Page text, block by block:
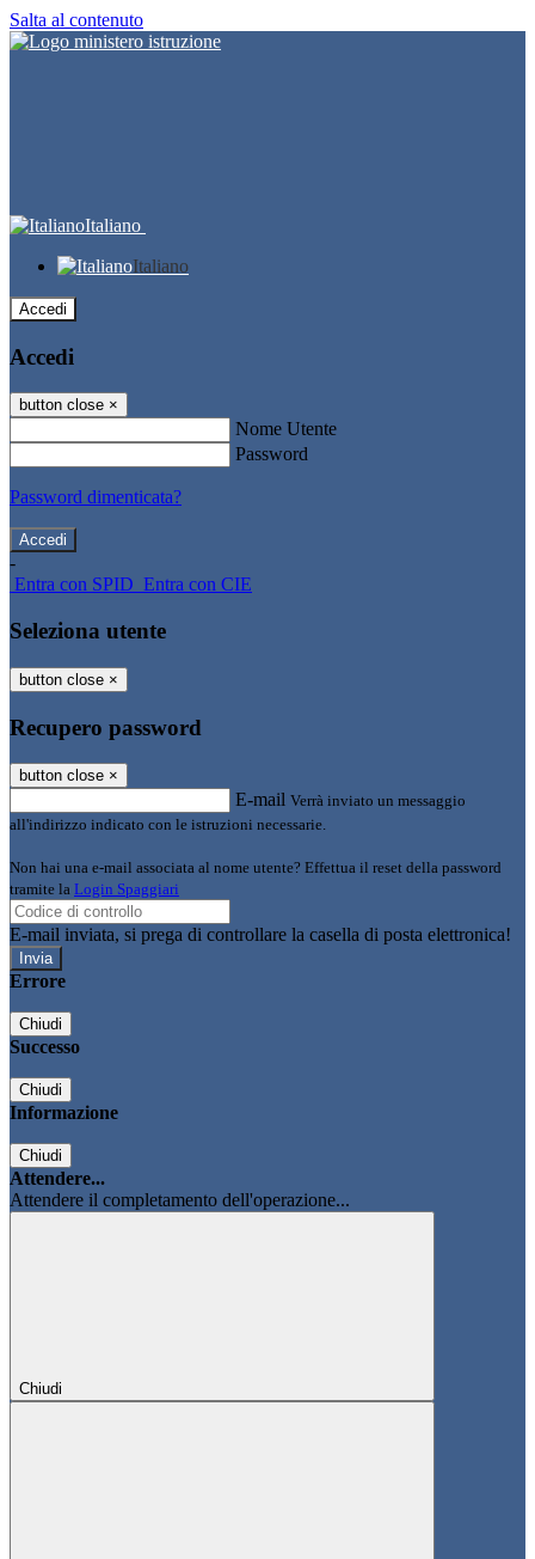
Salta al contenuto
Italiano
Italiano
Accedi
Accedi
button close ×
Nome Utente
Password
Password dimenticata?
-
Entra con SPID Entra con CIE
Seleziona utente
button close ×
Recupero password
button close ×
E-mail Verrà inviato un messaggio
all'indirizzo indicato con le istruzioni necessarie.
Non hai una e-mail associata al nome utente? Effettua il reset della password
tramite la Login Spaggiari
E-mail inviata, si prega di controllare la casella di posta elettronica!
Errore
Chiudi
Successo
Chiudi
Informazione
Chiudi
Attendere...
Attendere il completamento dell'operazione...
Chiudi